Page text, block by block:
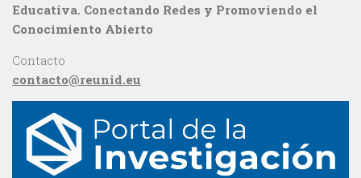
Educativa. Conectando Redes y Promoviendo el
Conocimiento Abierto
Contacto
contacto@reunid.eu